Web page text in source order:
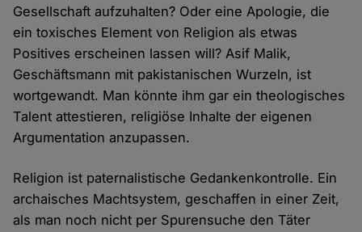
Gesellschaft aufzuhalten? Oder eine Apologie, die
ein toxisches Element von Religion als etwas
Positives erscheinen lassen will? Asif Malik,
Geschäftsmann mit pakistanischen Wurzeln, ist
wortgewandt. Man könnte ihm gar ein theologisches
Talent attestieren, religiöse Inhalte der eigenen
Argumentation anzupassen.
Religion ist paternalistische Gedankenkontrolle. Ein
archaisches Machtsystem, geschaffen in einer Zeit,
als man noch nicht per Spurensuche den Täter